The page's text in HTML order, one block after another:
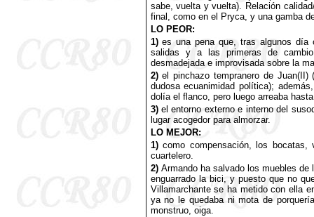
sabe, vuelta y vuelta). Relación
final, como en el Pryca, y una gamba
LO PEOR:
1)es una pena que, tras algunos día
salidas y a las primeras de
desmadejada e improvisada sobre la
2)el pinchazo tempranero de Juan(II)
dudosa ecuanimidad política);
dolía el flanco, pero luego arreaba
3) el entorno externo e interno del
lugar acogedor para almorzar.
LO MEJOR:
1)como compensación, los bocatas,
cuartelero.
2) Armando ha salvado los muebles
enguarrado la bici, y puesto que no
Villamarchante se ha metido con ella
ya no le quedaba ni mota de
monstruo, oiga.